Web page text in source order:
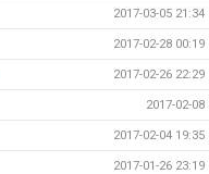
2017-03-05 21:34
2017-02-28 00:19
2017-02-26 22:29
2017-02-08
2017-02-04 19:35
2017-01-26 23:19